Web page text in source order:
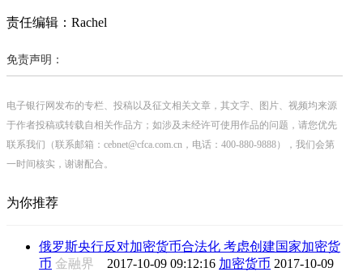
责任编辑：Rachel
免责声明：
电子银行网发布的专栏、投稿以及征文相关文章，其文字、图片、视频均来源
于作者投稿或转载自相关作品方；如涉及未经许可使用作品的问题，请您优先
联系我们（联系邮箱：cebnet@cfca.com.cn，电话：400-880-9888），我们会第
一时间核实，谢谢配合。
为你推荐
俄罗斯央行反对加密货币合法化 考虑创建国家加密货
币 金融界 2017-10-09 09:12:16 加密货币 2017-10-09